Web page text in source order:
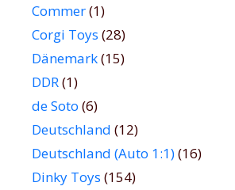
Commer(1)
Corgi Toys (28)
Dänemark(15)
DDR(1)
de Soto (6)
Deutschland (12)
Deutschland (Auto 1:1)(16)
Dinky Toys (154)